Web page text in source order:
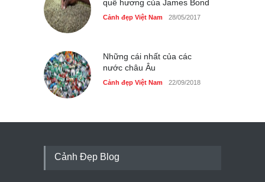
quê hương của James Bond
Cảnh đẹp Việt Nam 28/05/2017
Những cái nhất của các
nước châu Âu
Cảnh đẹp Việt Nam 22/09/2018
Cảnh Đẹp Blog